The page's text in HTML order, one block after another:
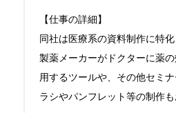
【仕事の詳細】
同社は医療系の資料制作に特化
製薬メーカーがドクターに薬
用するツールや、その他セミ
ラシやパンフレット等の制作も